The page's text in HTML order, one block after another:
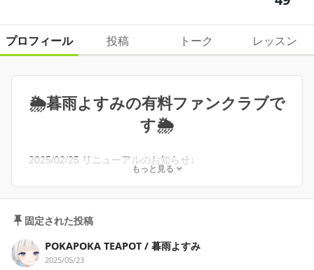
プロフィール 投稿 トーク レッスン
🌦暮雨よすみの有料ファンクラブで
す🌦
2025/02/25 リニューアルのお知らせ↓
https://kureuyosumi.com/notice/creatia-renewal/
・500円以上のプランで、12ヶ月継続で通話特典チケット
が付与されます
・一定以上のご支援で記念品贈呈（条件あり / 毎年末締
もっと見る
固定された投稿
POKAPOKA TEAPOT / 暮雨よすみ
2025/05/23